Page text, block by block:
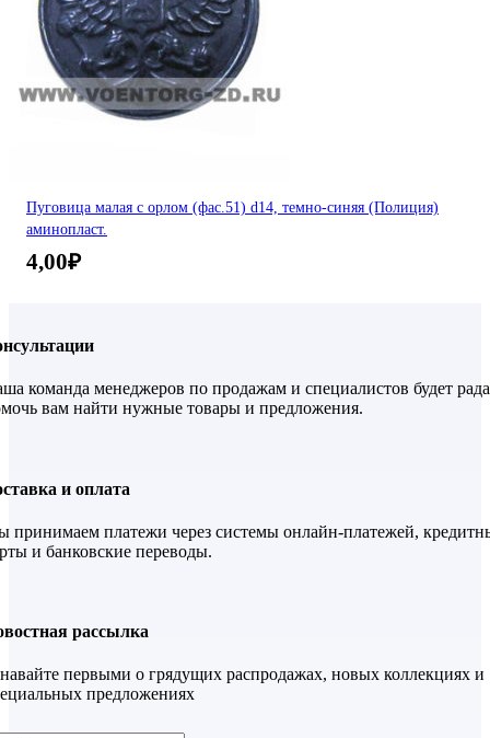
Пуговица малая с орлом (фас.51) d14, темно-синяя (Полиция)
аминопласт.
4,00₽
команда менеджеров по продажам и специалистов будет рада
вам найти нужные товары и предложения.
и оплата
принимаем платежи через системы онлайн-платежей,
и банковские переводы.
рассылка
первыми о грядущих распродажах, новых коллекциях и
предложениях